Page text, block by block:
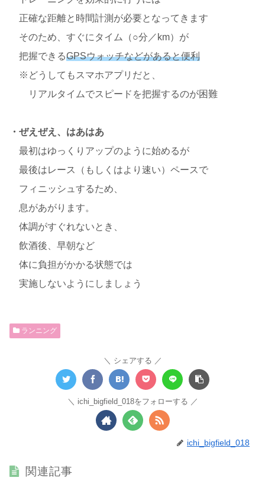
正確な距離と時間計測が必要となってきます
そのため、すぐにタイム（○分／km）が
把握できるGPSウォッチなどがあると便利
※どうしてもスマホアプリだと、
リアルタイムでスピードを把握するのが困難
・ぜえぜえ、はあはあ
最初はゆっくりアップのように始めるが
最後はレース（もしくはより速い）ペースで
フィニッシュするため、
息があがります。
体調がすぐれないとき、
飲酒後、早朝など
体に負担がかかる状態では
実施しないようにしましょう
ランニング
シェアする
ichi_bigfield_018をフォローする
ichi_bigfield_018
関連記事